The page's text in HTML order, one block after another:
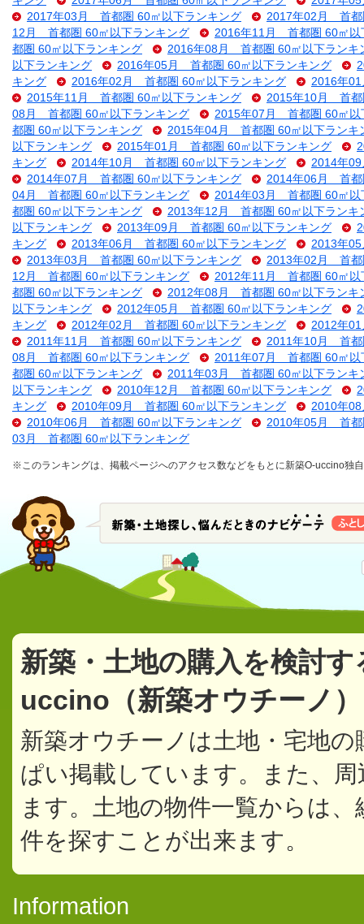
2017年03月 首都圏 60㎡以下ランキング
2017年02月 首都
12月 首都圏 60㎡以下ランキング
2016年11月 首都圏 60㎡以
都圏 60㎡以下ランキング
2016年08月 首都圏 60㎡以下ランキ
以下ランキング
2016年05月 首都圏 60㎡以下ランキング
キング
2016年02月 首都圏 60㎡以下ランキング
2016年
2015年11月 首都圏 60㎡以下ランキング
2015年10月 首都
08月 首都圏 60㎡以下ランキング
2015年07月 首都圏 60㎡以
都圏 60㎡以下ランキング
2015年04月 首都圏 60㎡以下ランキ
以下ランキング
2015年01月 首都圏 60㎡以下ランキング
キング
2014年10月 首都圏 60㎡以下ランキング
2014年
2014年07月 首都圏 60㎡以下ランキング
2014年06月 首都
04月 首都圏 60㎡以下ランキング
2014年03月 首都圏 60㎡以
都圏 60㎡以下ランキング
2013年12月 首都圏 60㎡以下ランキ
以下ランキング
2013年09月 首都圏 60㎡以下ランキング
キング
2013年06月 首都圏 60㎡以下ランキング
2013年
2013年03月 首都圏 60㎡以下ランキング
2013年02月 首都
12月 首都圏 60㎡以下ランキング
2012年11月 首都圏 60㎡以
都圏 60㎡以下ランキング
2012年08月 首都圏 60㎡以下ランキ
以下ランキング
2012年05月 首都圏 60㎡以下ランキング
キング
2012年02月 首都圏 60㎡以下ランキング
2012年
2011年11月 首都圏 60㎡以下ランキング
2011年10月 首都
08月 首都圏 60㎡以下ランキング
2011年07月 首都圏 60㎡以
都圏 60㎡以下ランキング
2011年03月 首都圏 60㎡以下ランキ
以下ランキング
2010年12月 首都圏 60㎡以下ランキング
キング
2010年09月 首都圏 60㎡以下ランキング
2010年
2010年06月 首都圏 60㎡以下ランキング
2010年05月 首都
03月 首都圏 60㎡以下ランキング
※このランキングは、掲載ページへのアクセス数などをもとに新築O-uccino独
新築・土地の購入を検討
uccino（新築オウチーノ
新築オウチーノは土地・宅地
ぱい掲載しています。また、
ます。土地の物件一覧からは
件を探すことが出来ます。
Information